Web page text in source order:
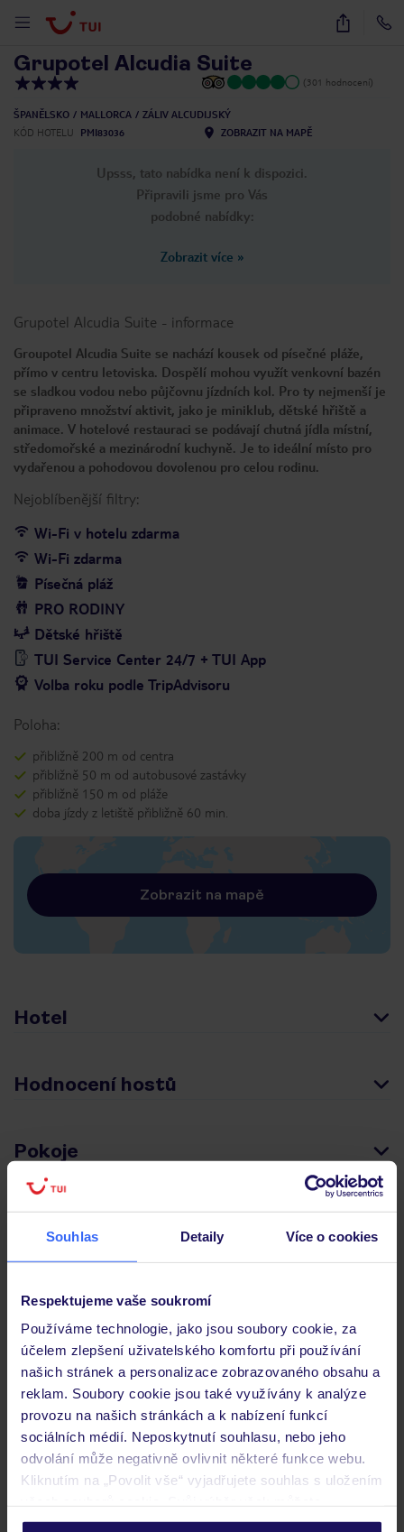
Souhlas Detaily Více o cookies
Respektujeme vaše soukromí
Používáme technologie, jako jsou soubory cookie, za
účelem zlepšení uživatelského komfortu při používání
našich stránek a personalizace zobrazovaného obsahu a
reklam. Soubory cookie jsou také využívány k analýze
provozu na našich stránkách a k nabízení funkcí
sociálních médií. Neposkytnutí souhlasu, nebo jeho
odvolání může negativně ovlivnit některé funkce webu.
Kliknutím na „Povolit vše“ vyjadřujete souhlas s uložením
personalizovat v sekci „Personalizace“.
29
Grupotel Alcudia Suite
(301 hodnocení)
ŠPANĚLSKO MALLORCA
ZÁLIV ALCUDIJSKÝ
KÓD HOTELU
PMI83036 ZOBRAZIT NA MAPĚ
Upsss, tato nabídka není k dispozici.
Připravili jsme pro Vás
podobné nabídky:
Zobrazit více »
Grupotel Alcudia Suite - informace
Groupotel Alcudia Suite se nachází kousek od písečné pláže,
přímo v centru letoviska. Dospělí mohou využít venkovní bazén
se sladkou vodou nebo půjčovnu jízdních kol. Pro ty nejmenší je
připraveno množství aktivit, jako je miniklub, dětské hřiště a
animace. V hotelové restauraci se podávají chutná jídla místní,
středomořské a mezinárodní kuchyně. Je to ideální místo pro
vydařenou a pohodovou dovolenou pro celou rodinu.
Nejoblíbenější filtry:
Wi-Fi v hotelu zdarma
Wi-Fi zdarma
Písečná pláž
PRO RODINY
Dětské hřiště
TUI Service Center 24/7 + TUI App
Volba roku podle TripAdvisoru
Poloha:
přibližně 200 m od centra
přibližně 50 m od autobusové zastávky
přibližně 150 m od pláže
doba jízdy z letiště přibližně 60 min.
Zobrazit na mapě
Hotel
Hodnocení hostů
Pokoje
Stravování
Často kladené otázky
Jaké doklady jsou potřebné při cestování?
Budeme ubytováni ihned po příjezdu do hotelu?
Kam jít po přistání a vyzvednutí zavazadel?
Zobrazit další